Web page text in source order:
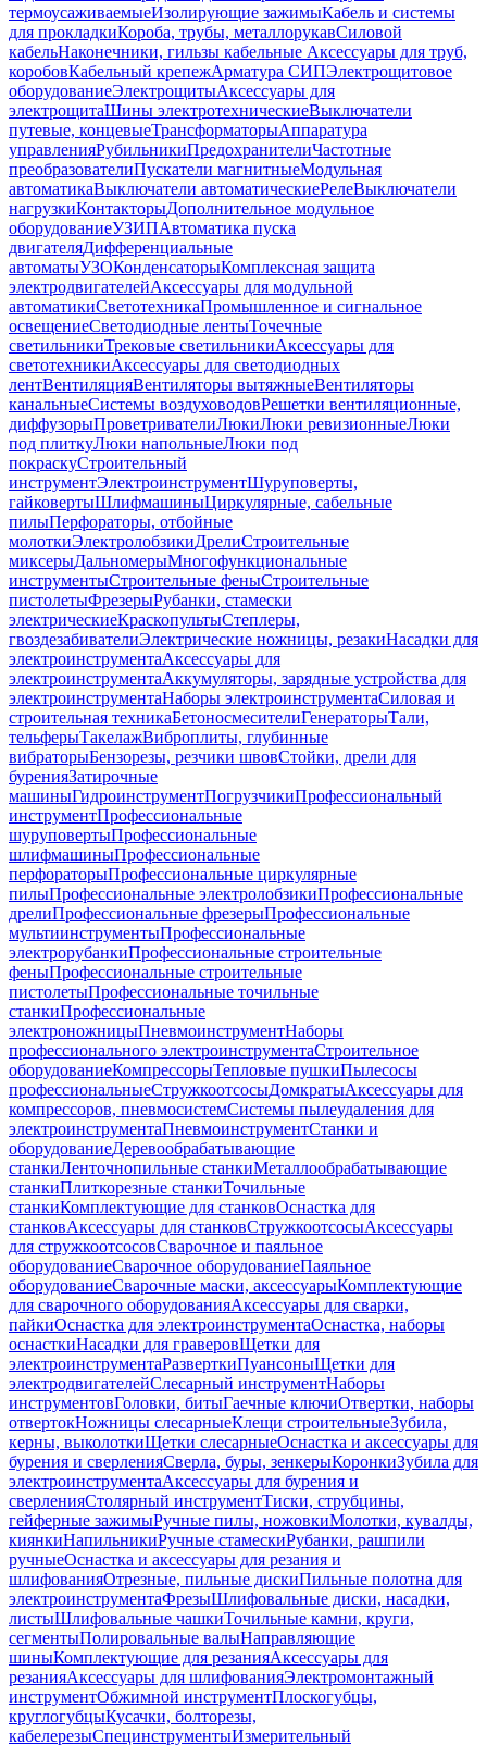
термоусаживаемыеИзолирующие зажимыКабель и системы
для прокладкиКороба, трубы, металлорукавСиловой
кабельНаконечники, гильзы кабельные Аксессуары для труб,
коробовКабельный крепежАрматура СИПЭлектрощитовое
оборудованиеЭлектрощитыАксессуары для
электрощитаШины электротехническиеВыключатели
путевые, концевыеТрансформаторыАппаратура
управленияРубильникиПредохранителиЧастотные
преобразователиПускатели магнитныеМодульная
автоматикаВыключатели автоматическиеРелеВыключатели
нагрузкиКонтакторыДополнительное модульное
оборудованиеУЗИПАвтоматика пуска
двигателяДифференциальные
автоматыУЗОКонденсаторыКомплексная защита
электродвигателейАксессуары для модульной
автоматикиСветотехникаПромышленное и сигнальное
освещениеСветодиодные лентыТочечные
светильникиТрековые светильникиАксессуары для
светотехникиАксессуары для светодиодных
лентВентиляцияВентиляторы вытяжныеВентиляторы
канальныеСистемы воздуховодовРешетки вентиляционные,
диффузорыПроветривателиЛюкиЛюки ревизионныеЛюки
под плиткуЛюки напольныеЛюки под
покраскуСтроительный
инструментЭлектроинструментШуруповерты,
гайковертыШлифмашиныЦиркулярные, сабельные
пилыПерфораторы, отбойные
молоткиЭлектролобзикиДрелиСтроительные
миксерыДальномерыМногофункциональные
инструментыСтроительные феныСтроительные
пистолетыФрезерыРубанки, стамески
электрическиеКраскопультыСтеплеры,
гвоздезабивателиЭлектрические ножницы, резакиНасадки для
электроинструментаАксессуары для
электроинструментаАккумуляторы, зарядные устройства для
электроинструментаНаборы электроинструментаСиловая и
строительная техникаБетоносмесителиГенераторыТали,
тельферыТакелажВиброплиты, глубинные
вибраторыБензорезы, резчики швовСтойки, дрели для
буренияЗатирочные
машиныГидроинструментПогрузчикиПрофессиональный
инструментПрофессиональные
шуруповертыПрофессиональные
шлифмашиныПрофессиональные
перфораторыПрофессиональные циркулярные
пилыПрофессиональные электролобзикиПрофессиональные
дрелиПрофессиональные фрезерыПрофессиональные
мультиинструментыПрофессиональные
электрорубанкиПрофессиональные строительные
феныПрофессиональные строительные
пистолетыПрофессиональные точильные
станкиПрофессиональные
электроножницыПневмоинструментНаборы
профессионального электроинструментаСтроительное
оборудованиеКомпрессорыТепловые пушкиПылесосы
профессиональныеСтружкоотсосыДомкратыАксессуары для
компрессоров, пневмосистемСистемы пылеудаления для
электроинструментаПневмоинструментСтанки и
оборудованиеДеревообрабатывающие
станкиЛенточнопильные станкиМеталлообрабатывающие
станкиПлиткорезные станкиТочильные
станкиКомплектующие для станковОснастка для
станковАксессуары для станковСтружкоотсосыАксессуары
для стружкоотсосовСварочное и паяльное
оборудованиеСварочное оборудованиеПаяльное
оборудованиеСварочные маски, аксессуарыКомплектующие
для сварочного оборудованияАксессуары для сварки,
пайкиОснастка для электроинструментаОснастка, наборы
оснасткиНасадки для граверовЩетки для
электроинструментаРазверткиПуансоныЩетки для
электродвигателейСлесарный инструментНаборы
инструментовГоловки, битыГаечные ключиОтвертки, наборы
отвертокНожницы слесарныеКлещи строительныеЗубила,
керны, выколоткиЩетки слесарныеОснастка и аксессуары для
бурения и сверленияСверла, буры, зенкерыКоронкиЗубила для
электроинструментаАксессуары для бурения и
сверленияСтолярный инструментТиски, струбцины,
гейферные зажимыРучные пилы, ножовкиМолотки, кувалды,
киянкиНапильникиРучные стамескиРубанки, рашпили
ручныеОснастка и аксессуары для резания и
шлифованияОтрезные, пильные дискиПильные полотна для
электроинструментаФрезыШлифовальные диски, насадки,
листыШлифовальные чашкиТочильные камни, круги,
сегментыПолировальные валыНаправляющие
шиныКомплектующие для резанияАксессуары для
резанияАксессуары для шлифованияЭлектромонтажный
инструментОбжимной инструментПлоскогубцы,
круглогубцыКусачки, болторезы,
кабелерезыСпецинструментыИзмерительный